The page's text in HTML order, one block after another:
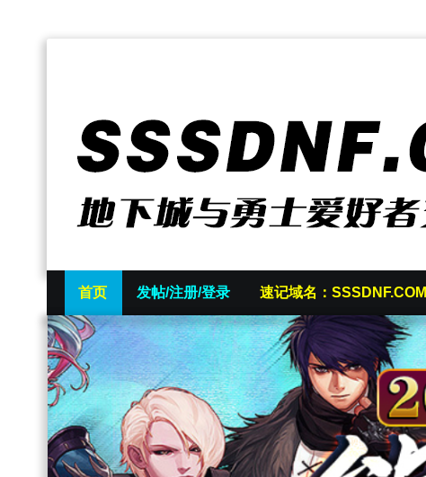
首页 发帖/注册/登录 速记域名：SSSDNF.COM